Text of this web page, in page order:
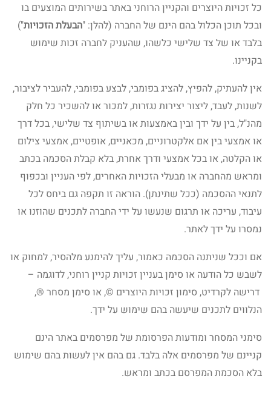
כל זכויות היוצרים והקניין הרוחני באתר בשירותים המוצעים בו
ובכל תוכן הכלול בהם הינם של החברה (להלן: "הבעלת הזכויות")
בלבד או של צד שלישי כלשהו, שהעניק לחברה זכות שימוש
בקניינו.
אין להעתיק, להפיץ, להציג בפומבי, לבצע בפומבי, להעביר לציבור,
לשנות, לעבד, ליצור יצירות נגזרות, למכור או להשכיר כל חלק
מהנ"ל, בין על ידך ובין באמצעות או בשיתוף צד שלישי, בכל דרך
או אמצעי בין אם אלקטרוניים, מכאניים, אופטיים, אמצעי צילום
או הקלטה, או בכל אמצעי ודרך אחרת, בלא קבלת הסכמה בכתב
ומראש מהחברה או מבעלי הזכויות האחרים, לפי העניין ובכפוף
לתנאי ההסכמה (ככל שתינתן). הוראה זו תקפה גם ביחס לכל
עיבוד, עריכה או תרגום שנעשו על ידי החברה לתכנים שהוזנו או
נמסרו על ידך לאתר.
אם וככל שניתנה הסכמה כאמור, עליך להימנע מלהסיר, למחוק או
לשבש כל הודעה או סימן בעניין זכויות קניין רוחני, לדוגמה –
דרישה לקרדיט, סימון זכויות היוצרים ©, או סימן מסחר ®,
הנלווים לתכנים שיעשה בהם שימוש על ידך.
סימני המסחר ומודעות הפרסומת של מפרסמים באתר הינם
קניינם של מפרסמים אלה בלבד. גם בהם אין לעשות בהם שימוש
בלא הסכמת המפרסם בכתב ומראש.